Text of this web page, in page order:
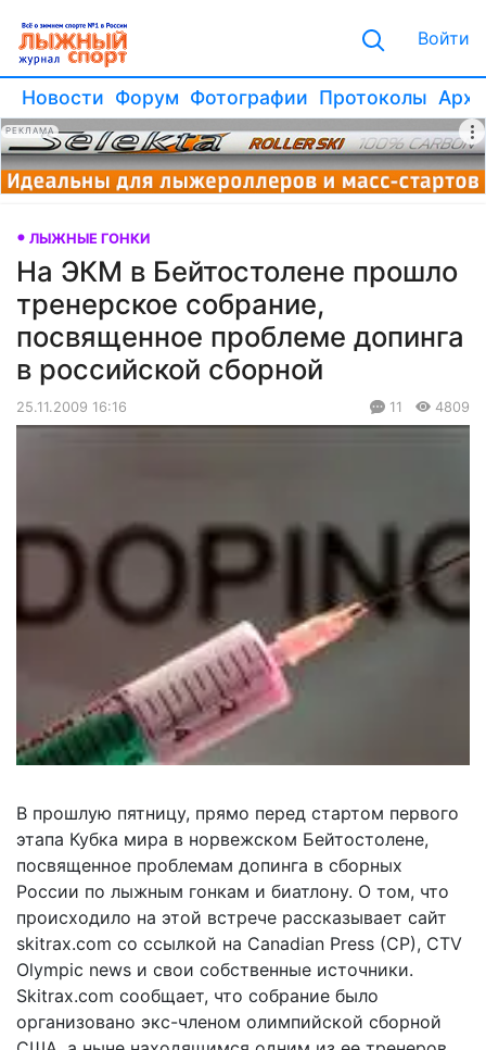
Войти
Новости Форум Фотографии Протоколы
РЕКЛАМА
ЛЫЖНЫЕ ГОНКИ
На ЭКМ в Бейтостолене прошло
тренерское собрание,
посвященное проблеме допинга
в российской сборной
25.11.2009 16:16 11 4809
В прошлую пятницу, прямо перед стартом первого
этапа Кубка мира в норвежском Бейтостолене,
посвященное проблемам допинга в сборных
России по лыжным гонкам и биатлону. О том, что
происходило на этой встрече рассказывает сайт
skitrax.com со ссылкой на Canadian Press (CP), CTV
Olympic news и свои собственные источники.
Skitrax.com сообщает, что собрание было
организовано экс-членом олимпийской сборной